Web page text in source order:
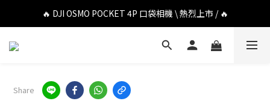
🔥 DJI OSMO POCKET 4P 口袋相機 \ 熱烈上市 / 🔥
🔥 DJI OSMO POCKET 4P 口袋相機 \ 熱烈上市 / 🔥
🔥 Insta360 Luna Ultra 雲台相機 \ 熱烈上市 / 🔥
🔥 DJI OSMO POCKET 4P 口袋相機 \ 熱烈上市 / 🔥
Share